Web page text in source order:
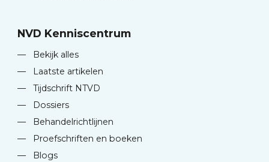
NVD Kenniscentrum
—
Bekijk alles
—
Laatste artikelen
—
Tijdschrift NTVD
—
Dossiers
—
Behandelrichtlijnen
—
Proefschriften en boeken
—
Blogs